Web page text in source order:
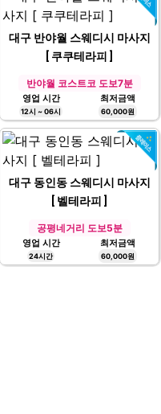
대구 반야월 스웨디시 마사지
[ 쿠쿠테라피 ]
반야월 코스트코 도보7분
영업 시간
12시 ~ 06시
최저금액
60,000원
대구 동인동 스웨디시 마사지
[ 벨테라피 ]
공평네거리 도보5분
영업 시간
24시간
최저금액
60,000원